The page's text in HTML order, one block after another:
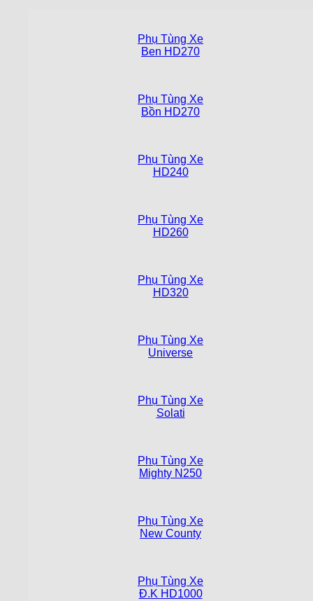
Phụ Tùng Xe
Ben HD270
Phụ Tùng Xe
Bồn HD270
Phụ Tùng Xe
HD240
Phụ Tùng Xe
HD260
Phụ Tùng Xe
HD320
Phụ Tùng Xe
Universe
Phụ Tùng Xe
Solati
Phụ Tùng Xe
Mighty N250
Phụ Tùng Xe
New County
Phụ Tùng Xe
Đ.K HD1000